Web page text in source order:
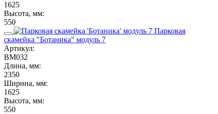
1625
Высота, мм:
550
Парковая
скамейка "Ботаника" модуль 7
Артикул:
ВМ032
Длина, мм:
2350
Ширина, мм:
1625
Высота, мм:
550